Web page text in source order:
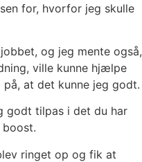
for, hvorfor jeg skulle
og jeg mente også,
ville kunne hjælpe
at det kunne jeg godt.
tilpas i det du har
ringet op og fik at